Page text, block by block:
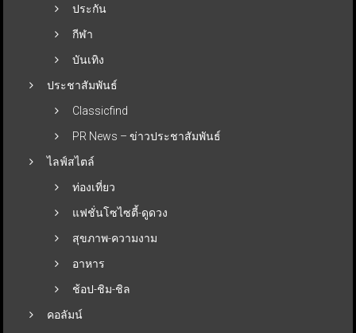
ประกัน
กีฬา
บันเทิง
ประชาสัมพันธ์
Classicfind
PR News – ข่าวประชาสัมพันธ์
ไลฟ์สไตล์
ท่องเที่ยว
แฟชั่นโซไซตี้-ดูดวง
สุขภาพ-ความงาม
อาหาร
ช้อป-ชิม-ชิล
คอลัมน์